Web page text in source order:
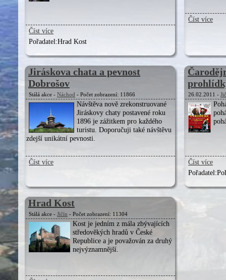
Číst více
Pořadatel:Hrad Kost
Číst více
Jiráskova chata a pevnost
Dobrošov
Stálá akce - Náchod - Počet zobrazení: 11866
Návštěva nově zrekonstruované
Jiráskovy chaty postavené roku
1896 je zážitkem pro každého
turistu. Doporučuji také návštěvu
zdejší unikátní pevnosti.
Číst více
26.02.2011 -
Číst více
Pořadatel:
Hrad Kost
Stálá akce - Jičín - Počet zobrazení: 11304
Kost je jedním z mála zbývajících
středověkých hradů v České
Republice a je považován za druhý
nejvýznamnější.